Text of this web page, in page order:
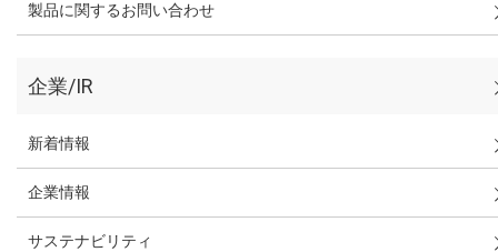
製品に関するお問い合わせ
企業/IR
新着情報
企業情報
サステナビリティ